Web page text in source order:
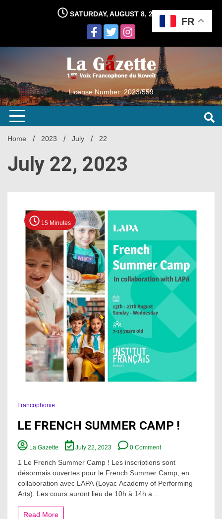
SATURDAY, AUGUST 8, 2026
License Number: 2023/559
Home 2023 July 22
July 22, 2023
15 Minutes
Francophonie
LE FRENCH SUMMER CAMP !
La Gazette July 22, 2023 0 CommentLE
FRENCH
CAMP
1 Le French Summer Camp ! Les inscriptions sont
désormais ouvertes pour le French Summer Camp, en
collaboration avec LAPA (Loyac Academy of Performing
Arts). Les cours auront lieu de 10h à 14h a...
Read More
FR